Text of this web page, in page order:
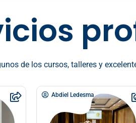
de los cursos, talleres y
Abdiel Ledesma